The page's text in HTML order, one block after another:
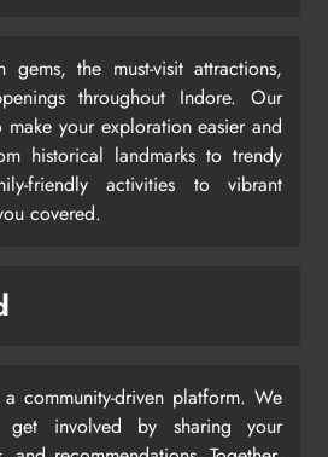
gems, the must-visit attractions,
throughout Indore. Our
your exploration easier and
historical landmarks to trendy
friendly activities to vibrant
covered.
community-driven platform. We
get involved by sharing your